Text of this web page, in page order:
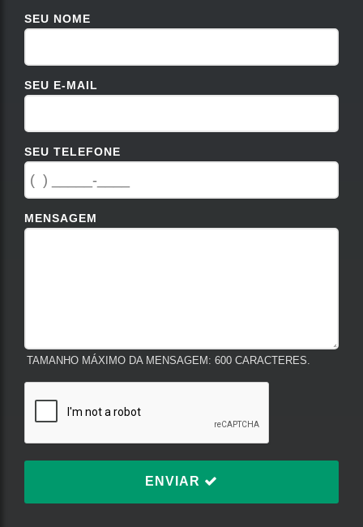
SEU NOME
SEU E-MAIL
SEU TELEFONE
MENSAGEM
TAMANHO MÁXIMO DA MENSAGEM: 600 CARACTERES.
ENVIAR